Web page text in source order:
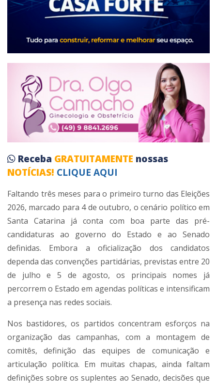
Receba GRATUITAMENTE nossas
NOTÍCIAS! CLIQUE AQUI
Faltando três meses para o primeiro turno das Eleições
2026, marcado para 4 de outubro, o cenário político em
Santa Catarina já conta com boa parte das pré-
candidaturas ao governo do Estado e ao Senado
definidas. Embora a oficialização dos candidatos
dependa das convenções partidárias, previstas entre 20
de julho e 5 de agosto, os principais nomes já
percorrem o Estado em agendas políticas e intensificam
a presença nas redes sociais.
Nos bastidores, os partidos concentram esforços na
organização das campanhas, com a montagem de
comitês, definição das equipes de comunicação e
articulação política. Em muitas chapas, ainda faltam
definições sobre os suplentes ao Senado, decisões que